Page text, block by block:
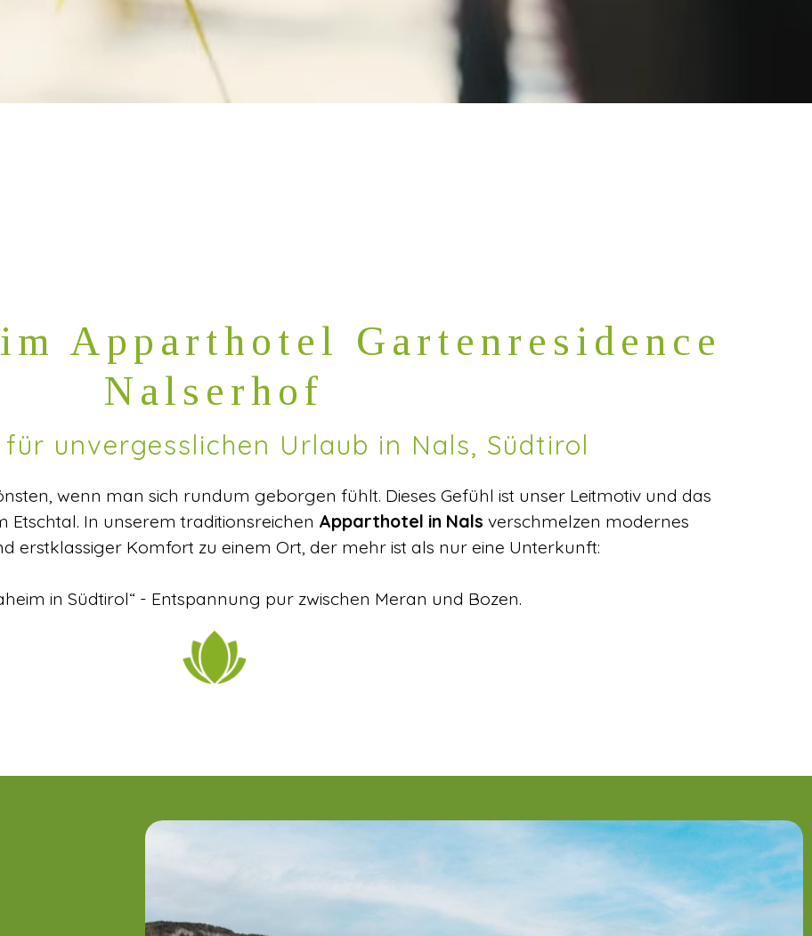
Apparthotel Gartenresidence
Nalserhof
unvergesslichen Urlaub in Nals, Südtirol
wenn man sich rundum geborgen fühlt. Dieses Gefühl ist unser Leitmotiv und das
Etschtal. In unserem traditionsreichen Apparthotel in Nals verschmelzen modernes
erstklassiger Komfort zu einem Ort, der mehr ist als nur eine Unterkunft:
in Südtirol“ - Entspannung pur zwischen Meran und Bozen.